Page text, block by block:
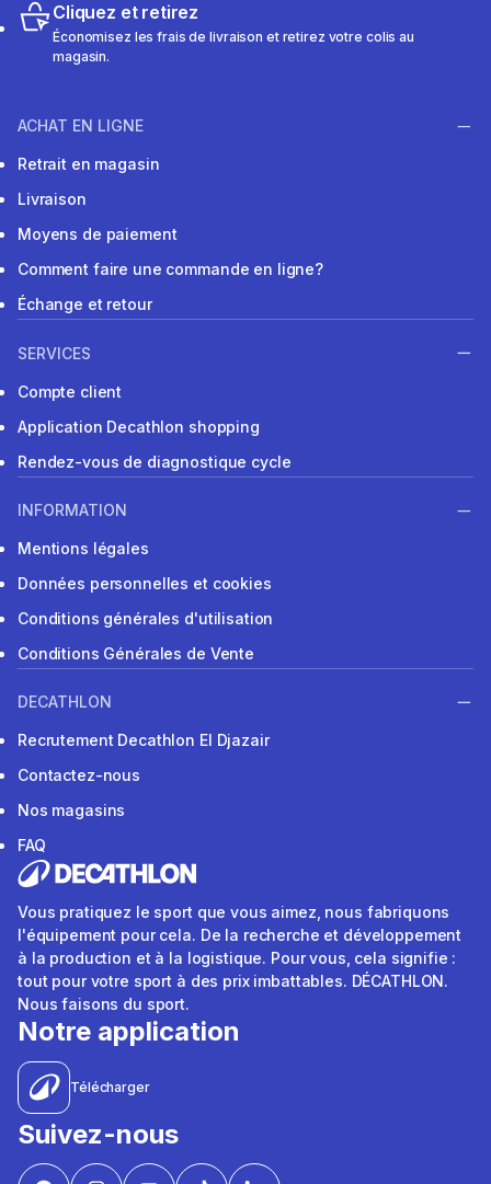
Cliquez et retirez
Économisez les frais de livraison et retirez votre colis au
magasin.
ACHAT EN LIGNE
Retrait en magasin
Livraison
Moyens de paiement
Comment faire une commande en ligne?
Échange et retour
SERVICES
Compte client
Application Decathlon shopping
Rendez-vous de diagnostique cycle
INFORMATION
Mentions légales
Données personnelles et cookies
Conditions générales d'utilisation
Conditions Générales de Vente
DECATHLON
Recrutement Decathlon El Djazair
Contactez-nous
Nos magasins
FAQ
Vous pratiquez le sport que vous aimez, nous fabriquons
l'équipement pour cela. De la recherche et développement
à la production et à la logistique. Pour vous, cela signifie :
tout pour votre sport à des prix imbattables. DÉCATHLON.
Nous faisons du sport.
Notre application
Télécharger
Suivez-nous